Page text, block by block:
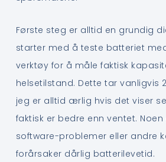
Første steg er alltid en grundig
starter med å teste batteriet
verktøy for å måle faktisk
helsetilstand. Dette tar vanligvis
jeg er alltid ærlig hvis det viser
faktisk er bedre enn ventet.
software-problemer eller andre
forårsaker dårlig batterilevetid.